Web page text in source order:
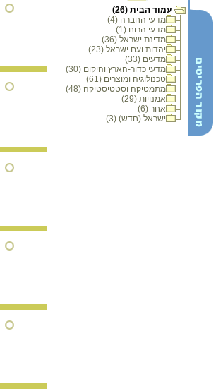
עמוד הבית (26)
מדעי החברה (4)
מדעי הרוח (1)
מדינת ישראל (36)
יהדות ועם ישראל (23)
מדעים (33)
מדעי כדור-הארץ והיקום (30)
טכנולוגיה ומוצרים (61)
מתמטיקה וסטטיסטיקה (48)
אמנויות (29)
אחר (6)
ישראל (חדש) (3)